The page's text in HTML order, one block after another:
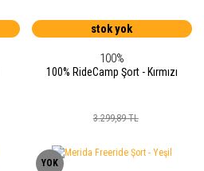
stok yok
100%
100% RideCamp Şort - Kırmızı
3.299,89 TL
YOK